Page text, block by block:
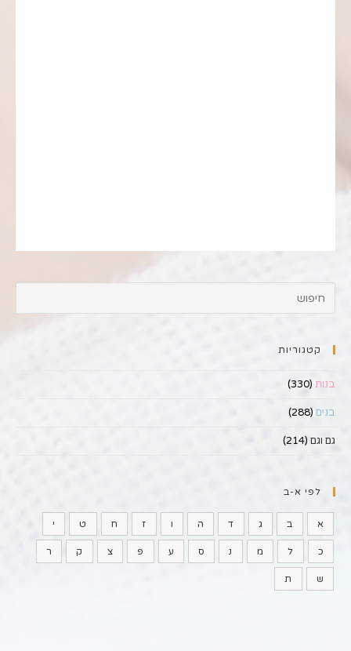
קטגוריות
בנות (330)
בנים (288)
גם וגם (214)
לפי א-ב
א ב ג ד ה ו ז ח ט י
כ ל מ נ ס ע פ צ ק ר
ש ת